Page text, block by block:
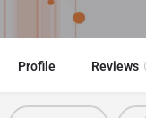
Profile Reviews